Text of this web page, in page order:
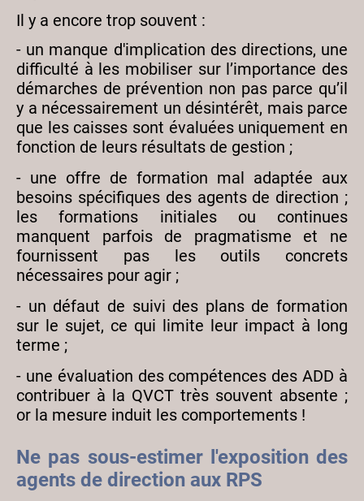
Il y a encore trop souvent :
- un manque d'implication des directions, une
difficulté à les mobiliser sur l’importance des
démarches de prévention non pas parce qu’il
y a nécessairement un désintérêt, mais parce
que les caisses sont évaluées uniquement en
fonction de leurs résultats de gestion ;
- une offre de formation mal adaptée aux
besoins spécifiques des agents de direction ;
les formations initiales ou continues
manquent parfois de pragmatisme et ne
fournissent pas les outils concrets
nécessaires pour agir ;
- un défaut de suivi des plans de formation
sur le sujet, ce qui limite leur impact à long
terme ;
- une évaluation des compétences des ADD à
contribuer à la QVCT très souvent absente ;
or la mesure induit les comportements !
Ne pas sous-estimer l'exposition des
agents de direction aux RPS